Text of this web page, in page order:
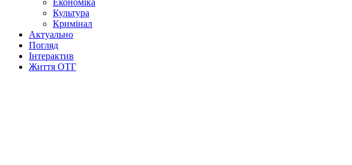
Економіка
Культура
Кримінал
Актуально
Погляд
Інтерактив
Життя ОТГ